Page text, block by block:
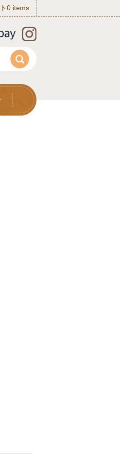
0 items